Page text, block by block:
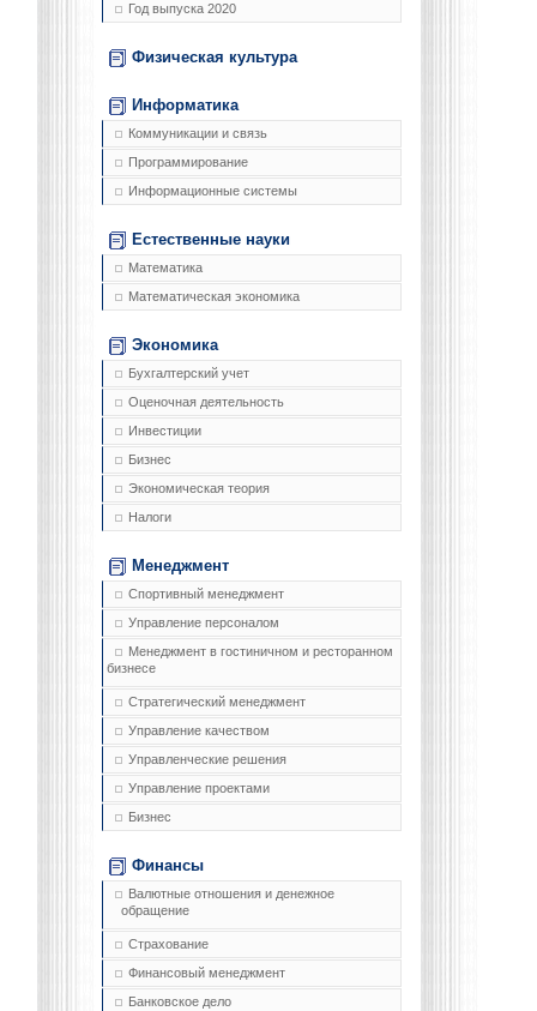
Год выпуска 2020
Физическая культура
Информатика
Коммуникации и связь
Программирование
Информационные системы
Естественные науки
Математика
Математическая экономика
Экономика
Бухгалтерский учет
Оценочная деятельность
Инвестиции
Бизнес
Экономическая теория
Налоги
Менеджмент
Спортивный менеджмент
Управление персоналом
Менеджмент в гостиничном и ресторанном
бизнесе
Стратегический менеджмент
Управление качеством
Управленческие решения
Управление проектами
Бизнес
Финансы
Валютные отношения и денежное
обращение
Страхование
Финансовый менеджмент
Банковское дело